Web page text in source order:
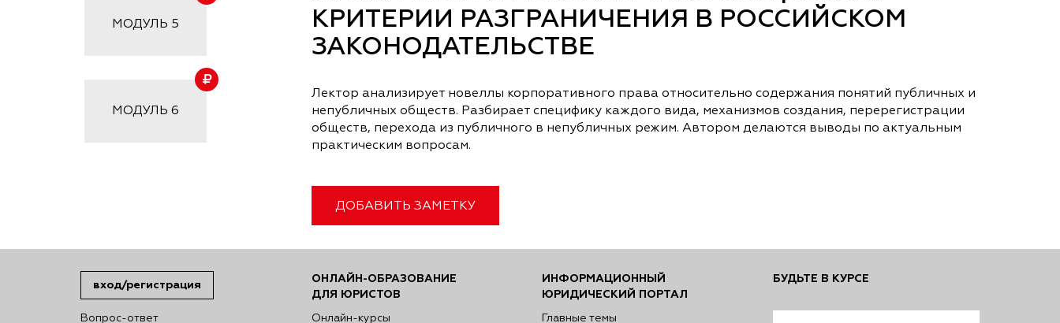
МОДУЛЬ 5
МОДУЛЬ 6
КРИТЕРИИ РАЗГРАНИЧЕНИЯ В РОССИЙСКОМ
ЗАКОНОДАТЕЛЬСТВЕ
Лектор анализирует новеллы корпоративного права относительно содержания понятий публичных и
непубличных обществ. Разбирает специфику каждого вида, механизмов создания, перерегистрации
обществ, перехода из публичного в непубличных режим. Автором делаются выводы по актуальным
практическим вопросам.
ДОБАВИТЬ ЗАМЕТКУ
вход/регистрация
Вопрос-ответ
ОНЛАЙН-ОБРАЗОВАНИЕ
ДЛЯ ЮРИСТОВ
Онлайн-курсы
ИНФОРМАЦИОННЫЙ
ЮРИДИЧЕСКИЙ ПОРТАЛ
Главные темы
БУДЬТЕ В КУРСЕ